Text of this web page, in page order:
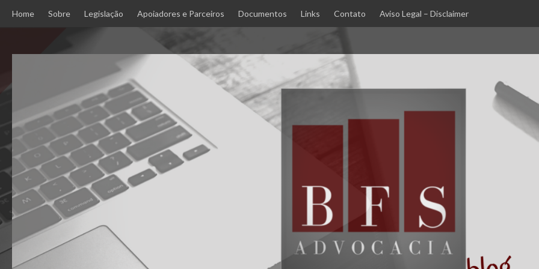
Home Sobre Legislação Apoiadores e Parceiros Documentos Links Contato Aviso Legal – Disclaimer